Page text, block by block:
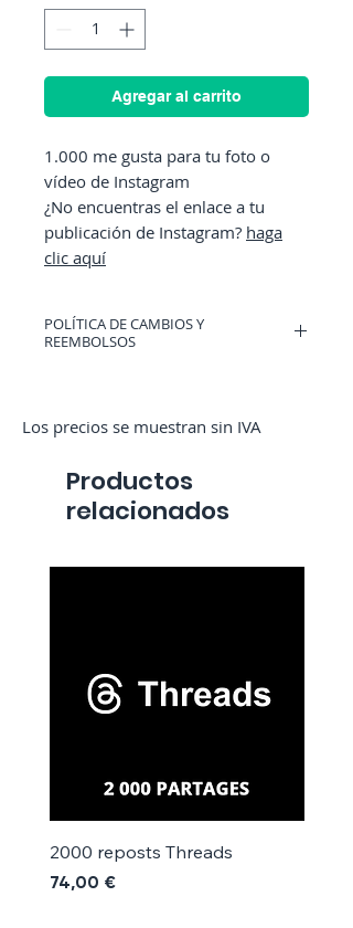
Agregar al carrito
1.000 me gusta para tu foto o
vídeo de Instagram
¿No encuentras el enlace a tu
publicación de Instagram? haga
clic aquí
POLÍTICA DE CAMBIOS Y
REEMBOLSOS
reembolso si cambias de opinión. (Solo
si no hemos iniciado el pedido)
Los precios se muestran sin IVA
Productos
relacionados
2000 reposts Threads
Precio
74,00 €